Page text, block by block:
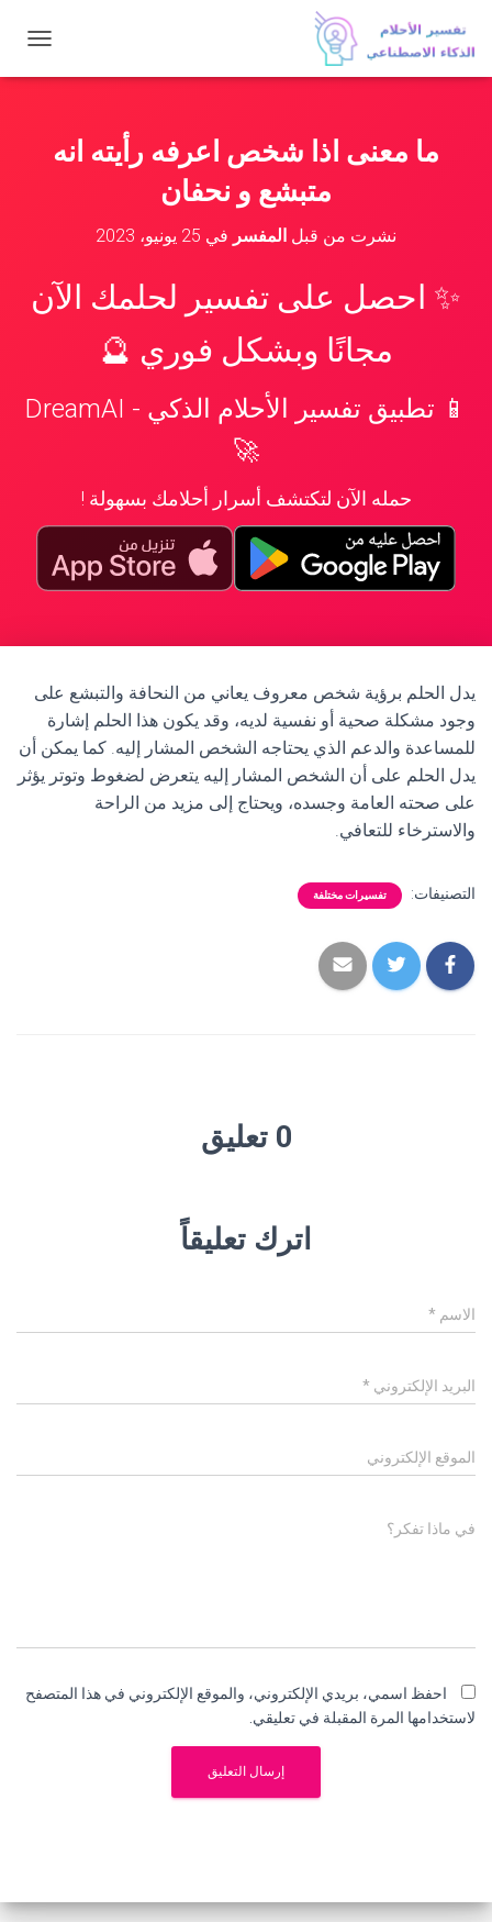
ب
ما معنى اذا شخص اعرفه رأيته انه
متبشع و نحفان
نشرت من قبل المفسر في 25 يونيو، 2023
✨ احصل على تفسير لحلمك الآن
مجانًا وبشكل فوري 🔮
📱 تطبيق تفسير الأحلام الذكي - DreamAI
🚀
حمله الآن لتكتشف أسرار أحلامك بسهولة !
يدل الحلم برؤية شخص معروف يعاني من النحافة والتبشع على
وجود مشكلة صحية أو نفسية لديه، وقد يكون هذا الحلم إشارة
للمساعدة والدعم الذي يحتاجه الشخص المشار إليه. كما يمكن أن
يدل الحلم على أن الشخص المشار إليه يتعرض لضغوط وتوتر يؤثر
على صحته العامة وجسده، ويحتاج إلى مزيد من الراحة
والاسترخاء للتعافي.
التصنيفات: تفسيرات مختلفة
0 تعليق
اترك تعليقاً
الاسم *
البريد الإلكتروني *
الموقع الإلكتروني
في ماذا تفكر؟
احفظ اسمي، بريدي الإلكتروني، والموقع الإلكتروني في هذا المتصفح
لاستخدامها المرة المقبلة في تعليقي.